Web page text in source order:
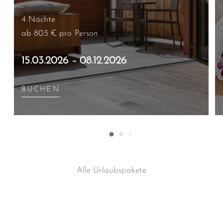
4 Nächte
ab 803 € pro Person
15.03.2026 – 08.12.2026
BUCHEN
Alle Urlaubspakete